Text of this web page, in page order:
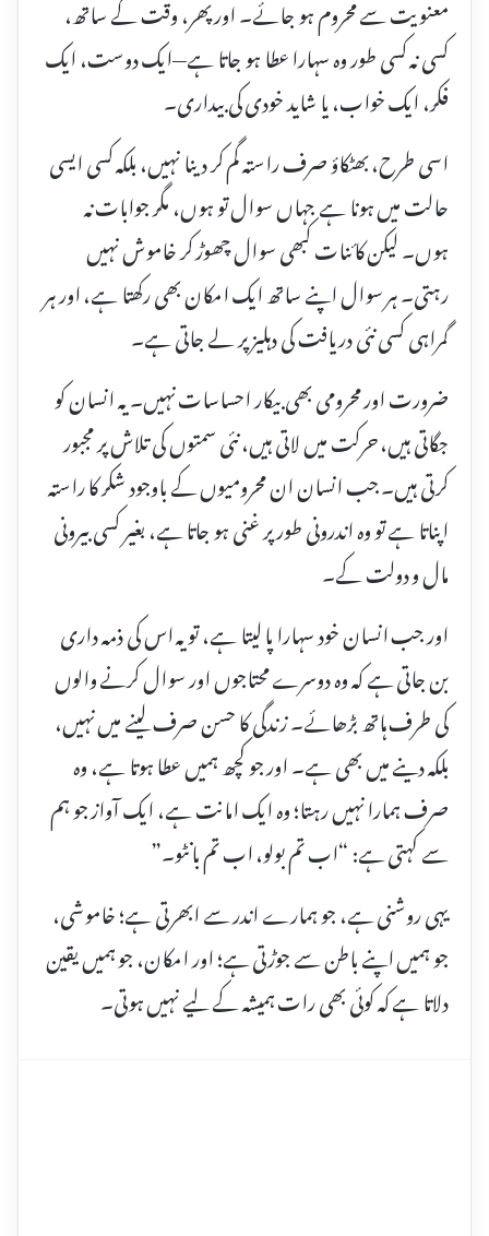
معنویت سے محروم ہو جائے۔ اور پھر، وقت کے ساتھ،
کسی نہ کسی طور وہ سہارا عطا ہو جاتا ہے—ایک دوست، ایک
فکر، ایک خواب، یا شاید خودی کی بیداری۔
اسی طرح، بھٹکاؤ صرف راستہ گم کر دینا نہیں، بلکہ کسی ایسی
حالت میں ہونا ہے جہاں سوال تو ہوں، مگر جوابات نہ
ہوں۔ لیکن کائنات کبھی سوال چھوڑ کر خاموش نہیں
رہتی۔ ہر سوال اپنے ساتھ ایک امکان بھی رکھتا ہے، اور ہر
گمراہی کسی نئی دریافت کی دہلیز پر لے جاتی ہے۔
ضرورت اور محرومی بھی بیکار احساسات نہیں۔ یہ انسان کو
جگاتی ہیں، حرکت میں لاتی ہیں، نئی سمتوں کی تلاش پر مجبور
کرتی ہیں۔ جب انسان ان محرومیوں کے باوجود شکر کا راستہ
اپناتا ہے تو وہ اندرونی طور پر غنی ہو جاتا ہے، بغیر کسی بیرونی
مال و دولت کے۔
اور جب انسان خود سہارا پا لیتا ہے، تو یہ اس کی ذمہ داری
بن جاتی ہے کہ وہ دوسرے محتاجوں اور سوال کرنے والوں
کی طرف ہاتھ بڑھائے۔ زندگی کا حسن صرف لینے میں نہیں،
بلکہ دینے میں بھی ہے۔ اور جو کچھ ہمیں عطا ہوتا ہے، وہ
صرف ہمارا نہیں رہتا؛ وہ ایک امانت ہے، ایک آواز جو ہم
سے کہتی ہے: “اب تم بولو، اب تم بانٹو۔”
یہی روشنی ہے، جو ہمارے اندر سے ابھرتی ہے؛ خاموشی،
جو ہمیں اپنے باطن سے جوڑتی ہے؛ اور امکان، جو ہمیں یقین
دلاتا ہے کہ کوئی بھی رات ہمیشہ کے لیے نہیں ہوتی۔